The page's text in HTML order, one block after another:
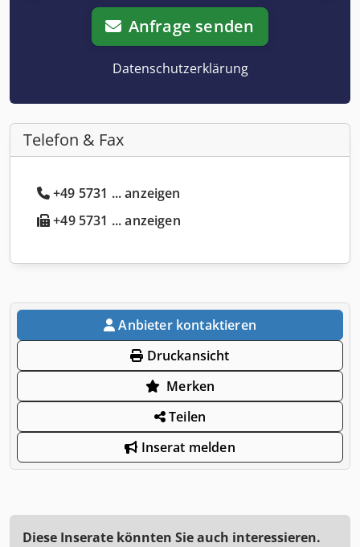
Anfrage senden
Datenschutzerklärung
Telefon & Fax
+49 5731 ... anzeigen
+49 5731 ... anzeigen
Anbieter kontaktieren
Druckansicht
Merken
Teilen
Inserat melden
Diese Inserate könnten Sie auch interessieren.